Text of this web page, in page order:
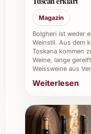
Der Martín
aus der Region
Nordwesten
hochwertige
Der Jahrgang
einem
Magazin
Bolgheri ist weder
Weinstil. Aus dem
Toskana kommen
Weine, lange
Weissweine aus
Weiterlesen